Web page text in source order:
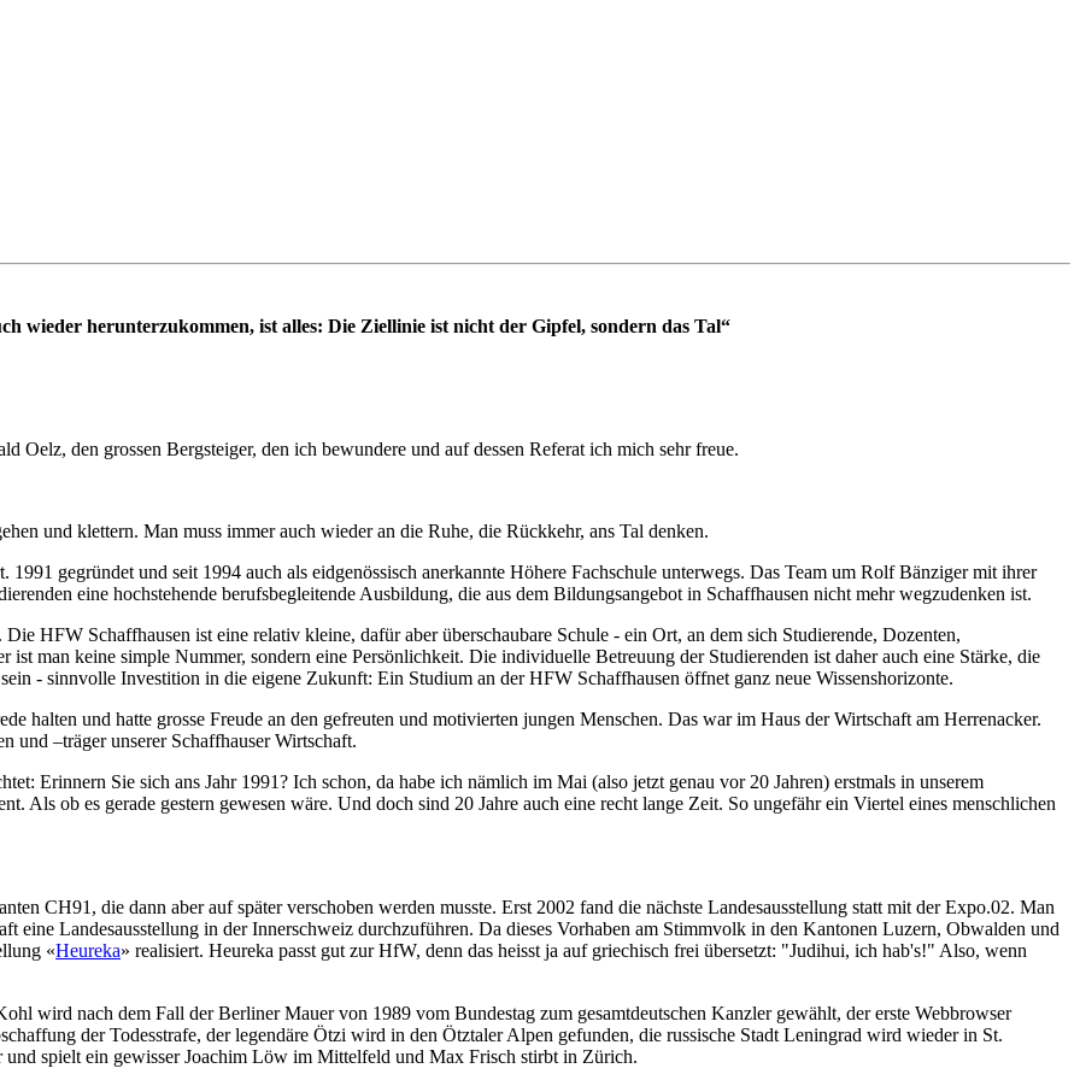
wieder herunterzukommen, ist alles: Die Ziellinie ist nicht der Gipfel, sondern das Tal“
Oelz, den grossen Bergsteiger, den ich bewundere und auf dessen Referat ich mich sehr freue.
und klettern. Man muss immer auch wieder an die Ruhe, die Rückkehr, ans Tal denken.
gegründet und seit 1994 auch als eidgenössisch anerkannte Höhere Fachschule unterwegs. Das Team um Rolf Bänziger mit ihrer
eine hochstehende berufsbegleitende Ausbildung, die aus dem Bildungsangebot in Schaffhausen nicht mehr wegzudenken ist.
HFW Schaffhausen ist eine relativ kleine, dafür aber überschaubare Schule - ein Ort, an dem sich Studierende, Dozenten,
man keine simple Nummer, sondern eine Persönlichkeit. Die individuelle Betreuung der Studierenden ist daher auch eine Stärke, die
- sinnvolle Investition in die eigene Zukunft: Ein Studium an der HFW Schaffhausen öffnet ganz neue Wissenshorizonte.
halten und hatte grosse Freude an den gefreuten und motivierten jungen Menschen. Das war im Haus der Wirtschaft am Herrenacker.
und –träger unserer Schaffhauser Wirtschaft.
Erinnern Sie sich ans Jahr 1991? Ich schon, da habe ich nämlich im Mai (also jetzt genau vor 20 Jahren) erstmals in unserem
Als ob es gerade gestern gewesen wäre. Und doch sind 20 Jahre auch eine recht lange Zeit. So ungefähr ein Viertel eines menschlichen
CH91, die dann aber auf später verschoben werden musste. Erst 2002 fand die nächste Landesausstellung statt mit der Expo.02. Man
eine Landesausstellung in der Innerschweiz durchzuführen. Da dieses Vorhaben am Stimmvolk in den Kantonen Luzern, Obwalden und
«Heureka» realisiert. Heureka passt gut zur HfW, denn das heisst ja auf griechisch frei übersetzt: "Judihui, ich hab's!" Also, wenn
wird nach dem Fall der Berliner Mauer von 1989 vom Bundestag zum gesamtdeutschen Kanzler gewählt, der erste Webbrowser
der Todesstrafe, der legendäre Ötzi wird in den Ötztaler Alpen gefunden, die russische Stadt Leningrad wird wieder in St.
spielt ein gewisser Joachim Löw im Mittelfeld und Max Frisch stirbt in Zürich.